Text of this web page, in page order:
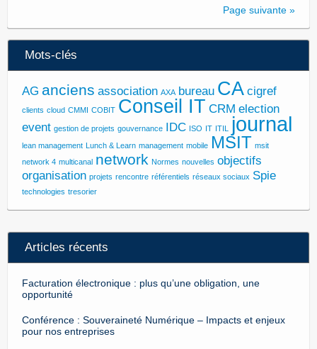
Page suivante »
Mots-clés
AG anciens association AXA bureau CA cigref
clients cloud CMMI COBIT Conseil IT CRM election
event gestion de projets gouvernance IDC ISO IT ITIL journal
lean management Lunch & Learn management mobile MSIT msit
network 4 multicanal network Normes nouvelles objectifs
organisation projets rencontre référentiels réseaux sociaux Spie
technologies tresorier
Articles récents
Facturation électronique : plus qu’une obligation, une
opportunité
Conférence : Souveraineté Numérique – Impacts et enjeux
pour nos entreprises